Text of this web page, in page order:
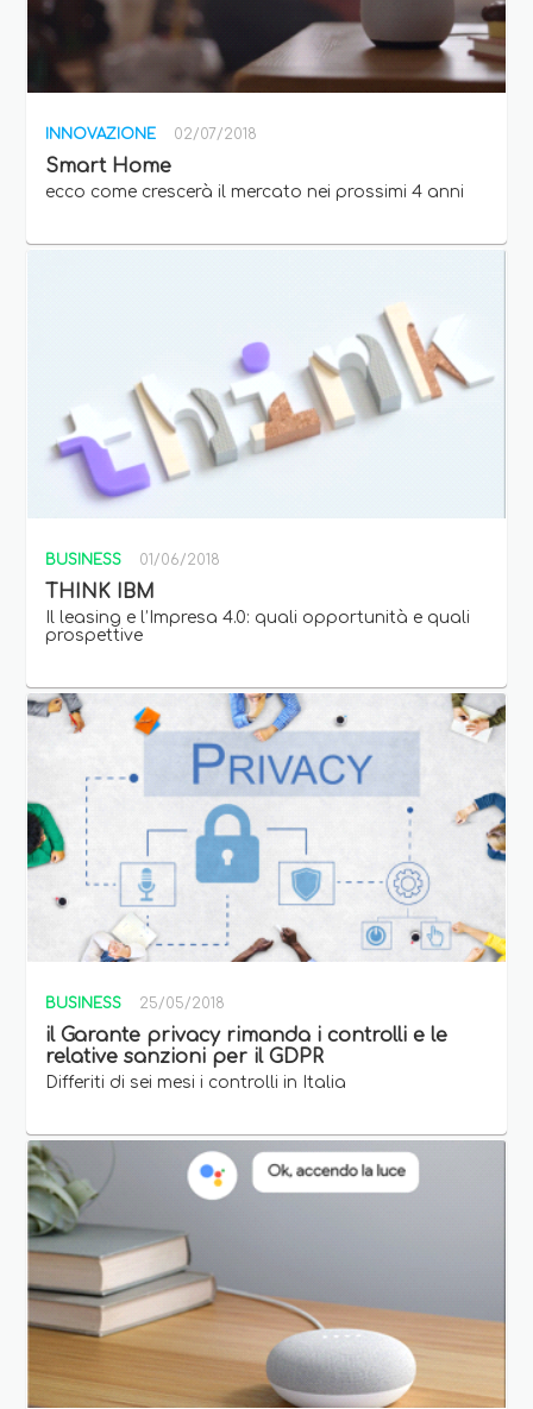
INNOVAZIONE 02/07/2018
Smart Home
ecco come crescerà il mercato nei prossimi 4 anni
BUSINESS 01/06/2018
THINK IBM
Il leasing e l’Impresa 4.0: quali opportunità e quali
prospettive
BUSINESS 25/05/2018
il Garante privacy rimanda i controlli e le
relative sanzioni per il GDPR
Differiti di sei mesi i controlli in Italia